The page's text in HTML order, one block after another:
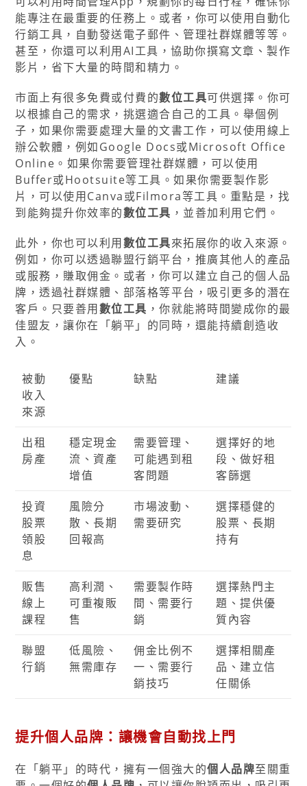
能專注在最重要的任務上。或者，你可以使用自動化
行銷工具，自動發送電子郵件、管理社群媒體等等。
甚至，你還可以利用AI工具，協助你撰寫文章、製作
影片，省下大量的時間和精力。
市面上有很多免費或付費的數位工具可供選擇。你可
以根據自己的需求，挑選適合自己的工具。舉個例
子，如果你需要處理大量的文書工作，可以使用線上
辦公軟體，例如Google Docs或Microsoft Office
Online。如果你需要管理社群媒體，可以使用
Buffer或Hootsuite等工具。如果你需要製作影
片，可以使用Canva或Filmora等工具。重點是，找
到能夠提升你效率的數位工具 ，並善加利用它們。
此外，你也可以利用數位工具來拓展你的收入來源。
例如，你可以透過聯盟行銷平台，推廣其他人的產品
或服務，賺取佣金。或者，你可以建立自己的個人品
牌，透過社群媒體、部落格等平台，吸引更多的潛在
客戶。只要善用數位工具 ，你就能將時間變成你的最
佳盟友，讓你在「躺平」的同時，還能持續創造收
入。
被動
收入
來源
優點 缺點 建議
出租
房產
穩定現金
流、資產
增值
需要管理、
可能遇到租
客問題
選擇好的地
段、做好租
客篩選
投資
股票
領股
息
風險分
散、長期
回報高
市場波動、
需要研究
選擇穩健的
股票、長期
持有
販售
線上
課程
高利潤、
可重複販
售
需要製作時
間、需要行
銷
選擇熱門主
題、提供優
質內容
聯盟
行銷
低風險、
無需庫存
佣金比例不
一、需要行
銷技巧
選擇相關產
品、建立信
任關係
提升個人品牌：讓機會自動找上門
在「躺平」的時代，擁有一個強大的個人品牌至關重